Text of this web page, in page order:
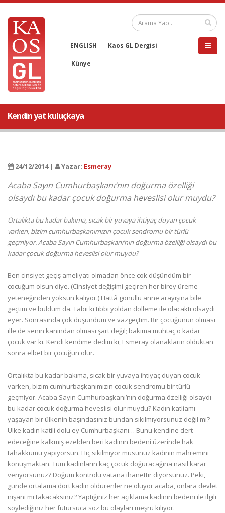
ENGLISH Kaos GL Dergisi
Künye
Kendin yat kuluçkaya
24/12/2014 | Yazar: Esmeray
Acaba Sayın Cumhurbaşkanı’nın doğurma özelliği
olsaydı bu kadar çocuk doğurma heveslisi olur muydu?
Ortalıkta bu kadar bakıma, sıcak bir yuvaya ihtiyaç duyan çocuk
varken, bizim cumhurbaşkanımızın çocuk sendromu bir türlü
geçmiyor. Acaba Sayın Cumhurbaşkanı’nın doğurma özelliği olsaydı bu
kadar çocuk doğurma heveslisi olur muydu?
Ben cinsiyet geçiş ameliyatı olmadan önce çok düşündüm bir
çocuğum olsun diye. (Cinsiyet değişimi geçiren her birey üreme
yeteneğinden yoksun kalıyor.) Hattâ gönüllü anne arayışına bile
geçtim ve buldum da. Tabii ki tıbbi yoldan dölleme ile olacaktı olsaydı
eyer. Sonrasında çok düşündüm ve vazgeçtim. Bir çocuğunun olması
ille de senin kanından olması şart değil; bakıma muhtaç o kadar
çocuk var ki. Kendi kendime dedim ki, Esmeray olanakların olduktan
sonra elbet bir çocuğun olur.
Ortalıkta bu kadar bakıma, sıcak bir yuvaya ihtiyaç duyan çocuk
varken, bizim cumhurbaşkanımızın çocuk sendromu bir türlü
geçmiyor. Acaba Sayın Cumhurbaşkanı’nın doğurma özelliği olsaydı
bu kadar çocuk doğurma heveslisi olur muydu? Kadın katliamı
yaşayan bir ülkenin başındasınız bundan sıkılmıyorsunuz değil mi?
Ülke kadın katili dolu ey Cumhurbaşkanı… Bunu kendine dert
edeceğine kalkmış ezelden beri kadının bedeni üzerinde hak
tahakkümü yapıyorsun. Hiç sıkılmıyor musunuz kadının mahremini
konuşmaktan. Tüm kadınların kaç çocuk doğuracağına nasıl karar
veriyorsunuz? Doğum kontrolü vatana ihanettir diyorsunuz. Peki,
günde ortalama dört kadın öldürenler ne oluyor acaba, onlara devlet
nişanı mı takacaksınız? Yaptığınız her açıklama kadının bedeni ile ilgili
söylediğiniz her fütursuca söz bu olayları meşru kılıyor.